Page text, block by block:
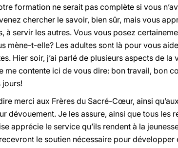
formation ne serait pas complète si vous
chercher le savoir, bien sûr, mais vous
à servir les autres. Vous vous posez
mène-t-elle? Les adultes sont là pour vous
Hier soir, j’ai parlé de plusieurs aspects de la
me contente ici de vous dire: bon travail, bon
jours!
merci aux Frères du Sacré-Cœur, ainsi
dévouement. Je les assure, ainsi que tous les
apprécie le service qu’ils rendent à la
le soutien nécessaire pour